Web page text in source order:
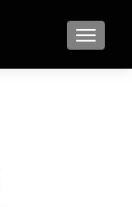
MENU